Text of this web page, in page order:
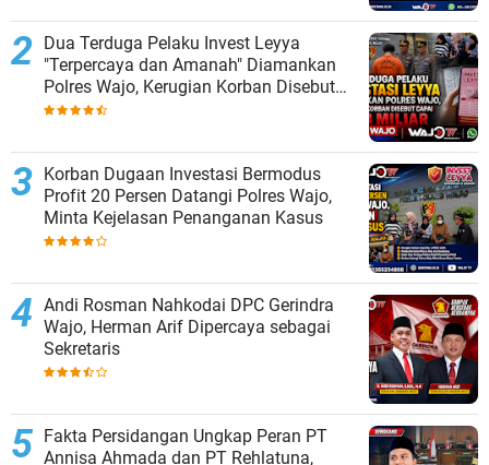
Dua Terduga Pelaku Invest Leyya
"Terpercaya dan Amanah" Diamankan
Polres Wajo, Kerugian Korban Disebut
Capai Rp8 Miliar
Korban Dugaan Investasi Bermodus
Profit 20 Persen Datangi Polres Wajo,
Minta Kejelasan Penanganan Kasus
Andi Rosman Nahkodai DPC Gerindra
Wajo, Herman Arif Dipercaya sebagai
Sekretaris
Fakta Persidangan Ungkap Peran PT
Annisa Ahmada dan PT Rehlatuna,